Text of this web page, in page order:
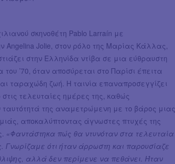
σκηνοθέτη Pablo Larraín με
Angelina Jolie, στον ρόλο της Μαρίας Κάλλας,
στην Ελληνίδα ντίβα σε μια εύθραυστη
του ’70, όταν αποσύρεται στο Παρίσι έπειτα
ταραχώδη ζωή. Η ταινία επαναπροσεγγίζει
τελευταίες ημέρες της, καθώς
ταυτότητά της αναμετρώμενη με το βάρος μιας
αποκαλύπτοντας άγνωστες πτυχές της
«Φαντάστηκα πώς θα ντυνόταν στα τελευταία
Γνωρίζαμε ότι ήταν άρρωστη και παρουσίαζε
αλλά δεν περίμενε να πεθάνει. Ήταν